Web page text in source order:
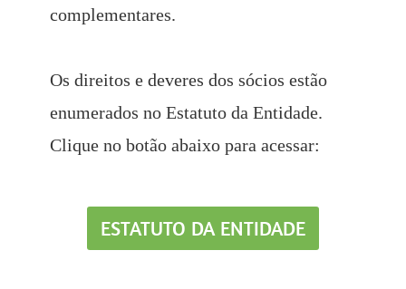
complementares.
Os direitos e deveres dos sócios estão
enumerados no Estatuto da Entidade.
Clique no botão abaixo para acessar:
ESTATUTO DA ENTIDADE